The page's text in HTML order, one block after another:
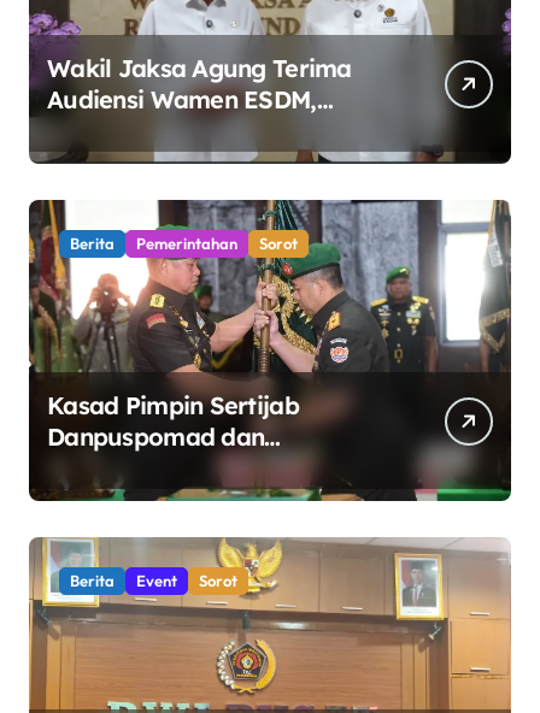
Wakil Jaksa Agung Terima
Audiensi Wamen ESDM,
Perkuat Sinergi Kawal Tata
Kelola Sektor Energi
Berita Pemerintahan Sorot
Kasad Pimpin Sertijab
Danpuspomad dan
Penguatan Organisasi TNI AD
yang Adaptif dan Profesional
Berita Event Sorot